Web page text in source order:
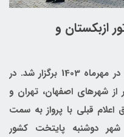
ازبکستان و
هجدهمین سفر گروهی جاده ابریشم در مهرماه 1403 برگزار شد. در
کم نظیر و پرهیجان 14 نفر از شهرهای اصفهان، تهران و
قبلی با پرواز به سمت
دوشنبه پایتخت کشور